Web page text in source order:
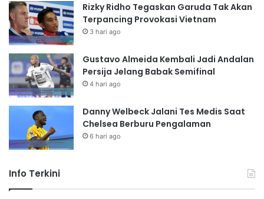
Rizky Ridho Tegaskan Garuda Tak Akan
Terpancing Provokasi Vietnam
3 hari ago
Gustavo Almeida Kembali Jadi Andalan
Persija Jelang Babak Semifinal
4 hari ago
Danny Welbeck Jalani Tes Medis Saat
Chelsea Berburu Pengalaman
6 hari ago
Info Terkini